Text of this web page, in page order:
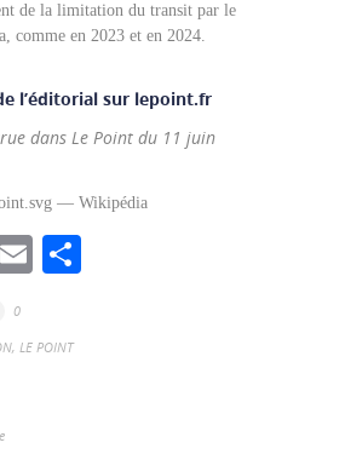
de la limitation du transit par le
comme en 2023 et en 2024.
l’éditorial sur lepoint.fr
dans Le Point du 11 juin
TwitterEmail
0
, LE POINT